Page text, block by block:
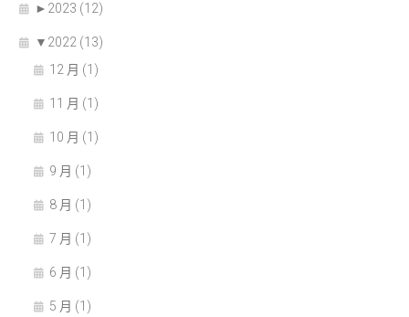
► 2023 (12)
▼ 2022 (13)
12 月 (1)
11 月 (1)
10 月 (1)
9 月 (1)
8 月 (1)
7 月 (1)
6 月 (1)
5 月 (1)